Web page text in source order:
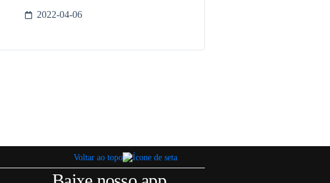
2022-04-06
Voltar ao topo